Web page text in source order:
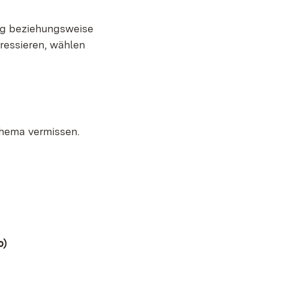
beziehungsweise
wählen
vermissen.